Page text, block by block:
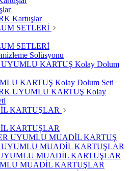
Kartuşlar
SETLERİ
SETLERİ
Solüsyonu
KARTUŞ Kolay Dolum
KARTUŞ Kolay Dolum Seti
UYUMLU KARTUŞ Kolay
KARTUŞLAR
KARTUŞLAR
UYUMLU MUADİL KARTUŞ
MUADİL KARTUŞLAR
MUADİL KARTUŞLAR
MUADİL KARTUŞLAR